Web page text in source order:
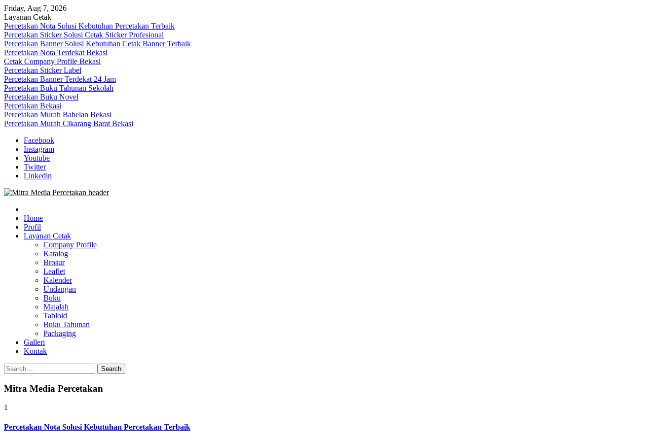
Skip
to
content
Friday, Aug 7, 2026
Layanan Cetak
Percetakan Nota Solusi Kebutuhan Percetakan Terbaik
Percetakan Sticker Solusi Cetak Sticker Profesional
Percetakan Banner Solusi Kebutuhan Cetak Banner Terbaik
Percetakan Nota Terdekat Bekasi
Cetak Company Profile Bekasi
Percetakan Sticker Label
Percetakan Banner Terdekat 24 Jam
Percetakan Buku Tahunan Sekolah
Percetakan Buku Novel
Percetakan Bekasi
Percetakan Murah Babelan Bekasi
Percetakan Murah Cikarang Barat Bekasi
Facebook
Instagram
Youtube
Twitter
Linkedin
Mitra Media Percetakan Bekasi 0813-1670-6191
0813-1670-6191 (Call/WA) Perusahaan Tempat Alamat Jasa Pusat Percetakan Bekasi Barat Timur Utara Selatan Murah 24 Jam
Home
Profil
Layanan Cetak
Company Profile
Katalog
Brosur
Leaflet
Kalender
Undangan
Buku
Majalah
Tabloid
Buku Tahunan
Packaging
Galleri
Kontak
Search
for:
Mitra Media Percetakan
1
Percetakan Nota Solusi Kebutuhan Percetakan Terbaik